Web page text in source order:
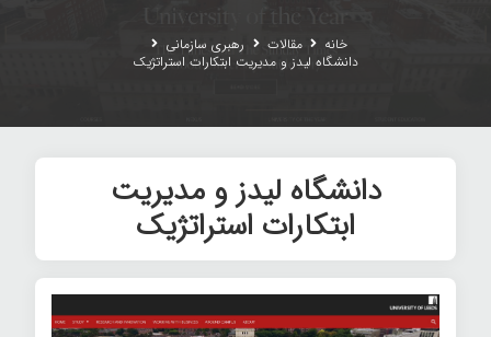
خانه مقالات
رهبری سازمانی
دانشگاه لیدز و مدیریت ابتکارات استراتژیک
دانشگاه لیدز و مدیریت
ابتکارات استراتژیک